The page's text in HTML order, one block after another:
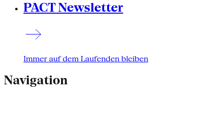
PACT Newsletter
Immer auf dem Laufenden bleiben
Navigation